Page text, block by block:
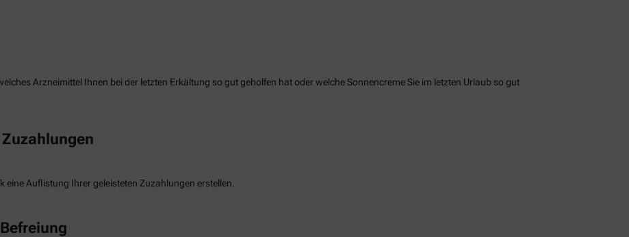
Arzneimittel Ihnen bei der letzten Erkältung so gut geholfen hat oder welche Sonnencreme Sie im letzten Urlaub so gut
eine Auflistung Ihrer geleisteten Zuzahlungen erstellen.